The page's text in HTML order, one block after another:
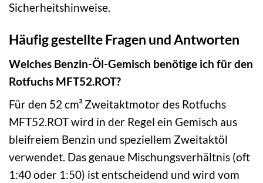
Sicherheitshinweise.
Häufig gestellte Fragen und Antworten
Welches Benzin-Öl-Gemisch benötige ich für den
Rotfuchs MFT52.ROT?
Für den 52 cm³ Zweitaktmotor des Rotfuchs
MFT52.ROT wird in der Regel ein Gemisch aus
bleifreiem Benzin und speziellem Zweitaktöl
verwendet. Das genaue Mischungsverhältnis (oft
1:40 oder 1:50) ist entscheidend und wird vom